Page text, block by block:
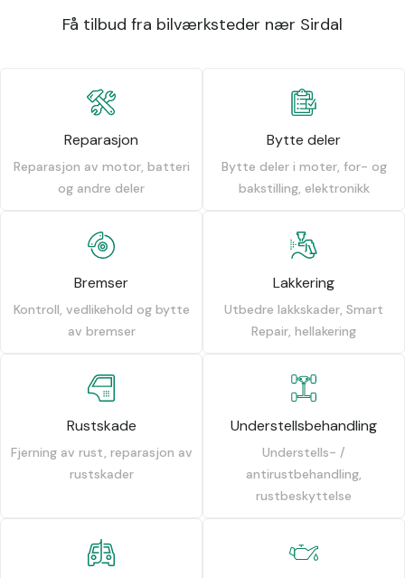
Få tilbud fra bilværksteder nær Sirdal
Reparasjon
Reparasjon av motor, batteri
og andre deler
Bytte deler
Bytte deler i moter, for- og
bakstilling, elektronikk
Bremser
Kontroll, vedlikehold og bytte
av bremser
Lakkering
Utbedre lakkskader, Smart
Repair, hellakering
Rustskade
Fjerning av rust, reparasjon av
rustskader
Understellsbehandling
Understells- /
antirustbehandling,
rustbeskyttelse